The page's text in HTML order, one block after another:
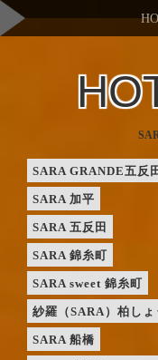
SARA GRANDE五反田
SARA 加平
SARA 五反田
SARA 錦糸町
SARA sweet 錦糸町
紗羅（SARA）柏しょ
SARA 船橋